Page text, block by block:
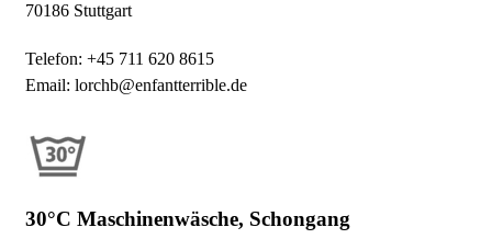
70186 Stuttgart
Telefon: +45 711 620 8615
Email: lorchb@enfantterrible.de
30°C Maschinenwäsche, Schongang